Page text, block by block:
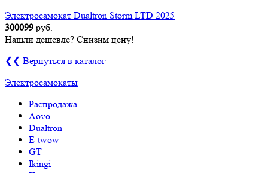
Электросамокат Dualtron Storm LTD 2025
300099 руб.
Нашли дешевле? Снизим цену!
❮❮ Вернуться в каталог
Электросамокаты
Распродажа
Aovo
Dualtron
E-twow
GT
Ikingi